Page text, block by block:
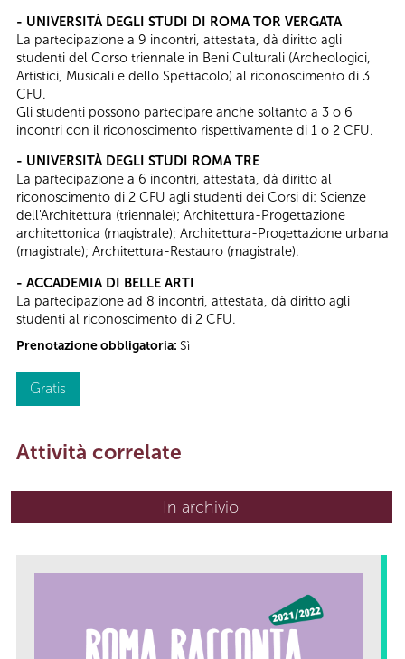
- UNIVERSITÀ DEGLI STUDI DI ROMA TOR VERGATA
La partecipazione a 9 incontri, attestata, dà diritto agli
studenti del Corso triennale in Beni Culturali (Archeologici,
Artistici, Musicali e dello Spettacolo) al riconoscimento di 3
CFU.
Gli studenti possono partecipare anche soltanto a 3 o 6
incontri con il riconoscimento rispettivamente di 1 o 2 CFU.
- UNIVERSITÀ DEGLI STUDI ROMA TRE
La partecipazione a 6 incontri, attestata, dà diritto al
riconoscimento di 2 CFU agli studenti dei Corsi di: Scienze
dell'Architettura (triennale); Architettura-Progettazione
architettonica (magistrale); Architettura-Progettazione urbana
(magistrale); Architettura-Restauro (magistrale).
- ACCADEMIA DI BELLE ARTI
La partecipazione ad 8 incontri, attestata, dà diritto agli
studenti al riconoscimento di 2 CFU.
Prenotazione obbligatoria: Sì
Gratis
Attività correlate
In archivio